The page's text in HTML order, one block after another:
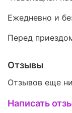
Ежедневно и
Перед
Отзывы
Отзывов еще
Написать